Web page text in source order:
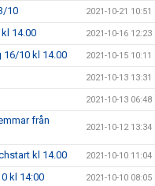
10 2021-10-21 10:51
14.00 2021-10-16 12:23
16/10 kl 14.00 2021-10-15 10:11
2021-10-13 13:31
2021-10-13 06:48
från
2021-10-12 13:34
kl 14.00 2021-10-10 11:04
kl 14:00 2021-10-10 08:05